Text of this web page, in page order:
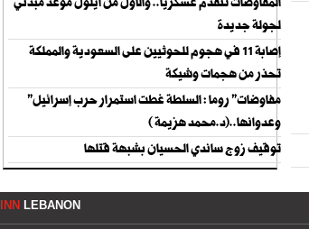
المفاوضات تتقدّم عسكرياً.. والأوّل من أيلول موعد مبدئي
لجولة جديدة
إصابة 11 في هجوم للحوثيين على السعودية والمملكة
تحذر من هجمات وشيكة
"مفاوضات" روما : السلطة غطت استمرار حرب إسرائيل
وعدوانها..(د.محمد هزيمة )
توقيف زوج ساندي الحسيان بشبهة قتلها
INN LEBANON